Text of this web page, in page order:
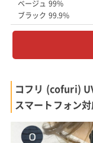
ベージュ 99%
ブラック 99.9%
コフリ (cofuri)
スマートフォン